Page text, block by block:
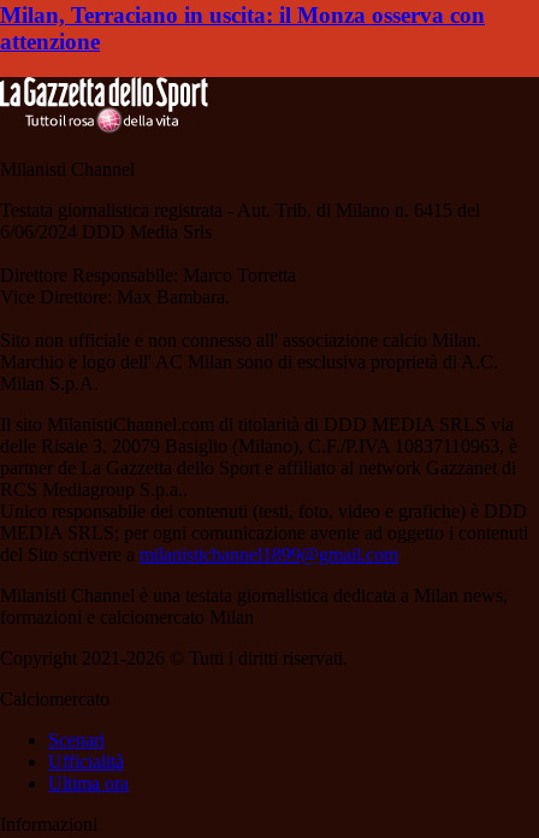
Milan, Terraciano in uscita: il Monza osserva con
attenzione
Milanisti Channel
Testata giornalistica registrata - Aut. Trib. di Milano n. 6415 del
6/06/2024 DDD Media Srls
Direttore Responsabile: Marco Torretta
Vice Direttore: Max Bambara.
Sito non ufficiale e non connesso all' associazione calcio Milan.
Marchio e logo dell' AC Milan sono di esclusiva proprietà di A.C.
Milan S.p.A.
Il sito MilanistiChannel.com di titolarità di DDD MEDIA SRLS via
delle Risaie 3, 20079 Basiglio (Milano), C.F./P.IVA 10837110963, è
partner de La Gazzetta dello Sport e affiliato al network Gazzanet di
RCS Mediagroup S.p.a..
Unico responsabile dei contenuti (testi, foto, video e grafiche) è DDD
MEDIA SRLS; per ogni comunicazione avente ad oggetto i contenuti
del Sito scrivere a milanistichannel1899@gmail.com
Milanisti Channel è una testata giornalistica dedicata a Milan news,
formazioni e calciomercato Milan
Copyright 2021-2026 © Tutti i diritti riservati.
Calciomercato
Scenari
Ufficialità
Ultima ora
Informazioni